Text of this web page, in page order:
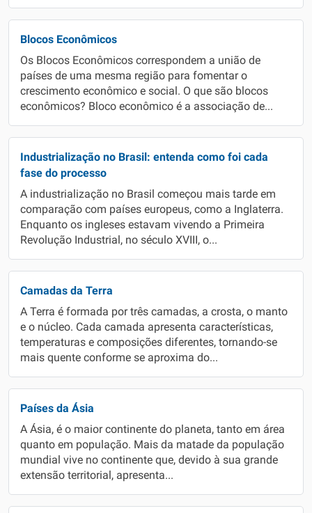
Blocos Econômicos
Os Blocos Econômicos correspondem a união de
países de uma mesma região para fomentar o
crescimento econômico e social. O que são blocos
econômicos? Bloco econômico é a associação de...
Industrialização no Brasil: entenda como foi cada
fase do processo
A industrialização no Brasil começou mais tarde em
comparação com países europeus, como a Inglaterra.
Enquanto os ingleses estavam vivendo a Primeira
Revolução Industrial, no século XVIII, o...
Camadas da Terra
A Terra é formada por três camadas, a crosta, o manto
e o núcleo. Cada camada apresenta características,
temperaturas e composições diferentes, tornando-se
mais quente conforme se aproxima do...
Países da Ásia
A Ásia, é o maior continente do planeta, tanto em área
quanto em população. Mais da matade da população
mundial vive no continente que, devido à sua grande
extensão territorial, apresenta...